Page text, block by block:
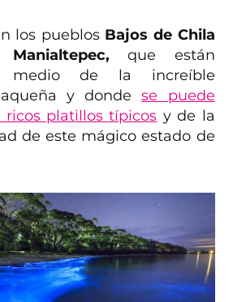
los pueblos Bajos de Chila
que están
medio de la increíble
y dondese puede
platillos típicos y de la
de este mágico estado de